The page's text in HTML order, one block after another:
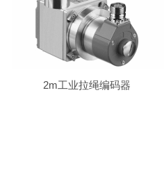
2m工业拉绳编码器